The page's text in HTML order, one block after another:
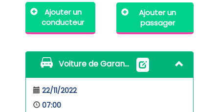
Ajouter un
conducteur
Ajouter un
passager
Voiture de Garance
22/11/2022
07:00